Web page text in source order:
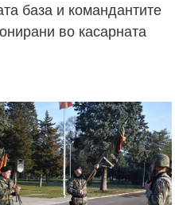
база и командантите
во касарната